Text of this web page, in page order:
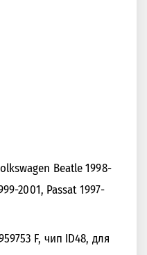
Beatle 1998-
2001, Passat 1997-
F, чип ID48, для